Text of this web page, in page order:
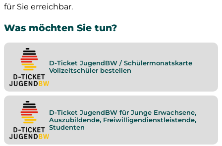
für Sie erreichbar.
Was möchten Sie tun?
D-Ticket JugendBW / Schülermonatskarte
Vollzeitschüler bestellen
D-Ticket JugendBW für Junge Erwachsene,
Auszubildende, Freiwilligendienstleistende,
Studenten